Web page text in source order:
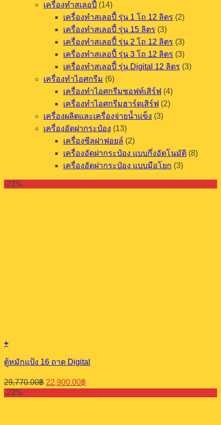
เครื่องทำสเลอปี้ (14)
เครื่องทำสเลอปี้ รุ่น 1 โถ 12 ลิตร (2)
เครื่องทำสเลอปี้ รุ่น 15 ลิตร (3)
เครื่องทำสเลอปี้ รุ่น 2 โถ 12 ลิตร (3)
เครื่องทำสเลอปี้ รุ่น 3 โถ 12 ลิตร (3)
เครื่องทำสเลอปี้ รุ่น Digital 12 ลิตร (3)
เครื่องทำไอศกรีม (6)
เครื่องทำไอศกรีมซอฟท์เสิร์ฟ (4)
เครื่องทำไอศกรีมฮาร์ดเสิร์ฟ (2)
เครื่องผลิตและเครื่องจ่ายน้ำแข็ง (3)
เครื่องอัดฝากระป๋อง (13)
เครื่องซีลฝาฟอยล์ (2)
เครื่องอัดฝากระป๋อง แบบกึ่งอัตโนมัติ (8)
เครื่องอัดฝากระป๋อง แบบมือโยก (3)
-23%
+
ตู้หมักแป้ง 16 ถาด Digital
29,770.00฿ Original
price
was:
22,900.00฿
price
is:
-23%